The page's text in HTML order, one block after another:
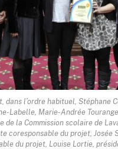
dans l’ordre habituel, Stéphane
Labelle, Marie-Andrée
de la Commission scolaire de
coresponsable du projet, Josée
du projet, Louise Lortie,